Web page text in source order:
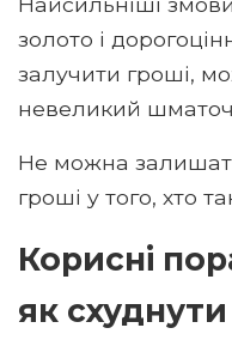
золото і
залучити гроші,
невеликий
Не можна
гроші у того, хто
Корисні
як схуднути